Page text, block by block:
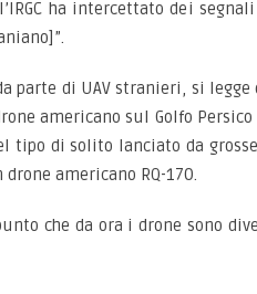
ha intercettato dei
di UAV stranieri, si legge
americano sul Golfo
tipo di solito lanciato da
americano RQ-170.
che da ora i drone sono